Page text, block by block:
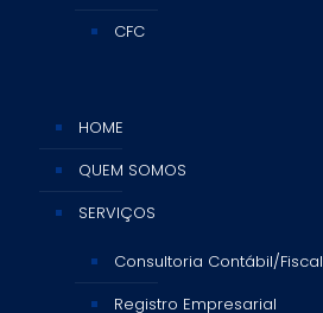
CFC
HOME
QUEM SOMOS
SERVIÇOS
Consultoria Contábil/Fiscal
Registro Empresarial